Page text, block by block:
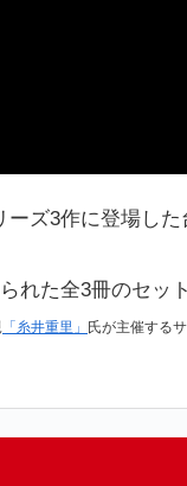
ーズ3作に登場し
れた全3冊のセッ
「糸井重里」 氏が主催する